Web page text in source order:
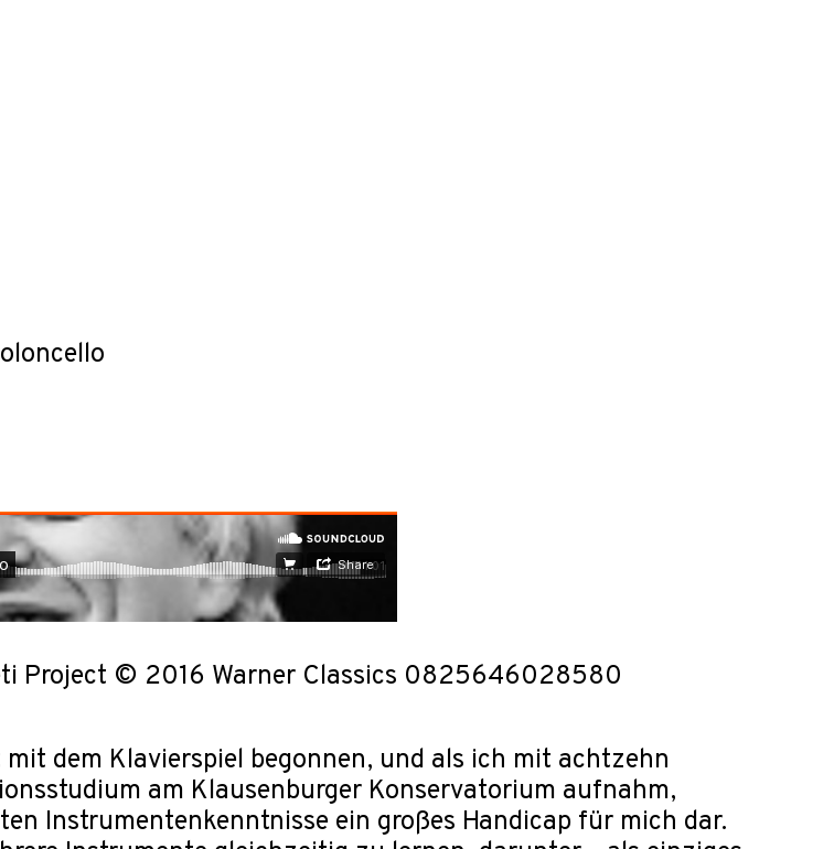
Project © 2016 Warner Classics 0825646028580
dem Klavierspiel begonnen, und als ich mit achtzehn
am Klausenburger Konservatorium aufnahm,
Instrumentenkenntnisse ein großes Handicap für mich dar.